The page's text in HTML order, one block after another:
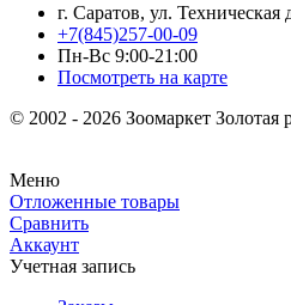
г. Саратов, ул. Техническая
+7(845)257-00-09
Пн-Вс 9:00-21:00
Посмотреть на карте
© 2002 - 2026 Зоомаркет Золотая
Меню
Отложенные товары
Сравнить
Аккаунт
Учетная запись